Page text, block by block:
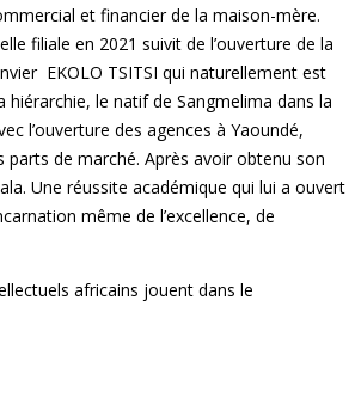
et financier de la maison-mère.
filiale en 2021 suivit de l’ouverture de la
EKOLO TSITSI qui naturellement est
le natif de Sangmelima dans la
l’ouverture des agences à Yaoundé,
parts de marché. Après avoir obtenu son
Une réussite académique qui lui a ouvert
même de l’excellence, de
africains jouent dans le